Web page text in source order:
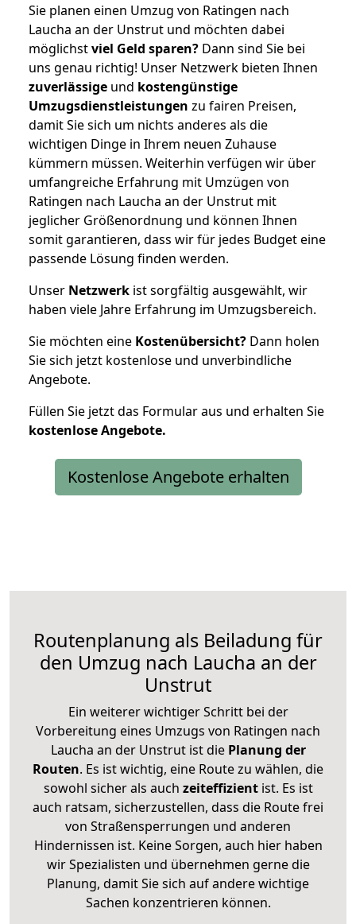
Sie planen einen Umzug von Ratingen nach
Laucha an der Unstrut und möchten dabei
möglichstviel Geld sparen? Dann sind Sie bei
uns genau richtig! Unser Netzwerk bieten Ihnen
zuverlässige und kostengünstige
Umzugsdienstleistungen zu fairen Preisen,
damit Sie sich um nichts anderes als die
wichtigen Dinge in Ihrem neuen Zuhause
kümmern müssen. Weiterhin verfügen wir über
umfangreiche Erfahrung mit Umzügen von
Ratingen nach Laucha an der Unstrut mit
jeglicher Größenordnung und können Ihnen
somit garantieren, dass wir für jedes Budget eine
passende Lösung finden werden.
Unser Netzwerk ist sorgfältig ausgewählt, wir
haben viele Jahre Erfahrung im Umzugsbereich.
Sie möchten eine Kostenübersicht? Dann holen
Sie sich jetzt kostenlose und unverbindliche
Angebote.
Füllen Sie jetzt das Formular aus und erhalten Sie
kostenloseAngebote.
Kostenlose Angebote erhalten
Routenplanung als Beiladung für
den Umzug nach Laucha an der
Unstrut
Ein weiterer wichtiger Schritt bei der
Vorbereitung eines Umzugs von Ratingen nach
Laucha an der Unstrut ist diePlanung der
Routen. Es ist wichtig, eine Route zu wählen, die
sowohl sicher als auch zeiteffizientist. Es ist
auch ratsam, sicherzustellen, dass die Route frei
von Straßensperrungen und anderen
Hindernissen ist. Keine Sorgen, auch hier haben
wir Spezialisten und übernehmen gerne die
Planung, damit Sie sich auf andere wichtige
Sachen konzentrieren können.